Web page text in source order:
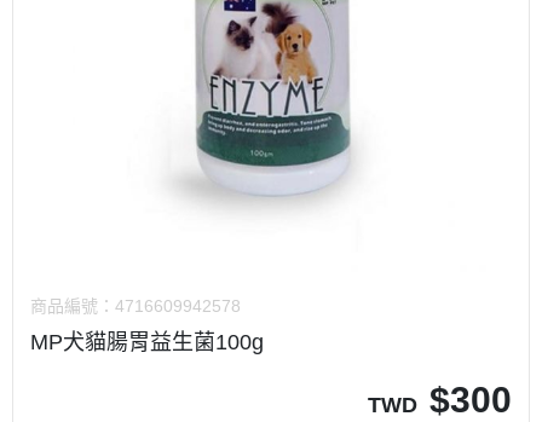
商品編號： 4716609942578
MP犬貓腸胃益生菌100g
TWD $300